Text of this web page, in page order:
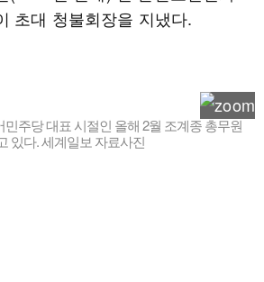
초대 청불회장을 지냈다.
주당 대표 시절인 올해 2월 조계종 총무원
있다. 세계일보 자료사진